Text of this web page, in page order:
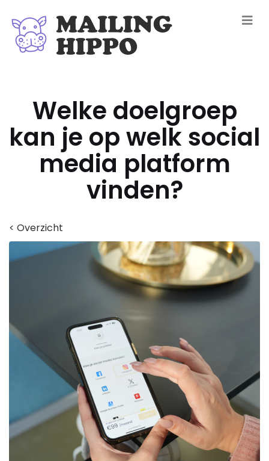
Welke doelgroep
kan je op welk social
media platform
vinden?
< Overzicht